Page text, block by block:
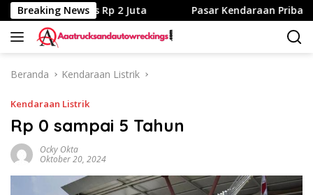
Langsung
ke
konten
Breaking News
Nyaris Rp 2 Juta Pasar Kendaraan Pribadi
Beranda Kendaraan Listrik
Kendaraan Listrik
Rp 0 sampai 5 Tahun
Ocky Okta
Oktober 20, 2024